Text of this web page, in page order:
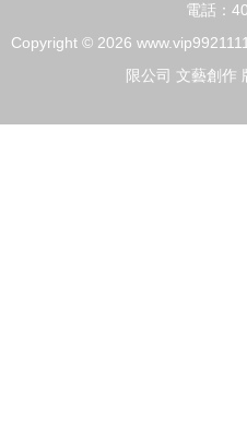
電話：
Copyright © 2026
限公司 文藝創作